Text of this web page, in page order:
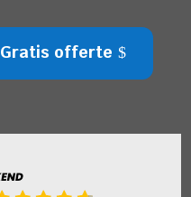
Gratis offerte